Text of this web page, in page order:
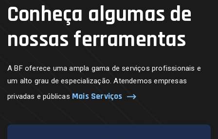
Conheça algumas de
nossas ferramentas
A BF oferece uma ampla gama de serviços profissionais e
um alto grau de especialização. Atendemos empresas
privadas e públicas Mais Serviços